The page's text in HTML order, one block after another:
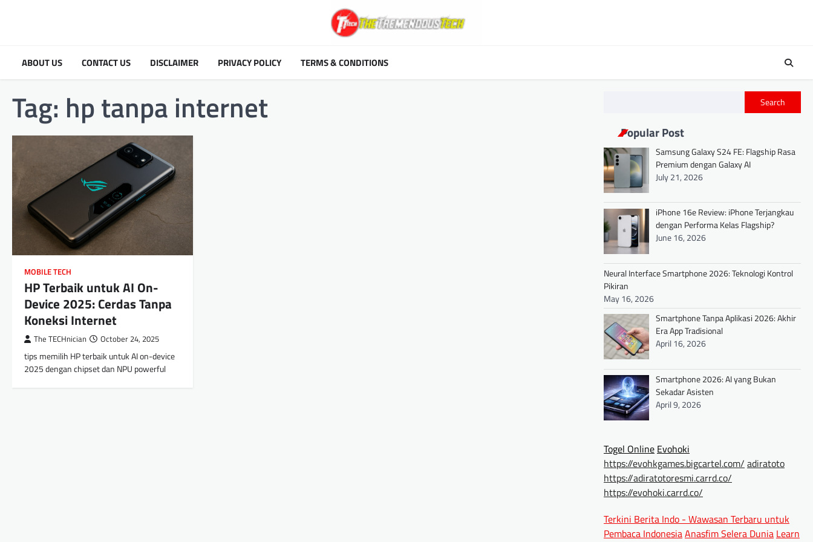
ABOUT US CONTACT US DISCLAIMER PRIVACY POLICY TERMS & CONDITIONS
Tag: hp tanpa internet
MOBILE TECH
HP Terbaik untuk AI On-
Device 2025: Cerdas Tanpa
Koneksi Internet
The TECHnician October 24, 2025
tips memilih HP terbaik untuk AI on-device
2025 dengan chipset dan NPU powerful
Search
Popular Post
Samsung Galaxy S24 FE: Flagship Rasa
Premium dengan Galaxy AI
July 21, 2026
iPhone 16e Review: iPhone Terjangkau
dengan Performa Kelas Flagship?
June 16, 2026
Neural Interface Smartphone 2026: Teknologi Kontrol
Pikiran
May 16, 2026
Smartphone Tanpa Aplikasi 2026: Akhir
Era App Tradisional
April 16, 2026
Smartphone 2026: AI yang Bukan
Sekadar Asisten
April 9, 2026
Togel Online Evohoki
https://evohkgames.bigcartel.com/ adiratoto
https://adiratotoresmi.carrd.co/
https://evohoki.carrd.co/
Terkini Berita Indo - Wawasan Terbaru untuk
Pembaca IndonesiaAnasfim Selera Dunia Learn